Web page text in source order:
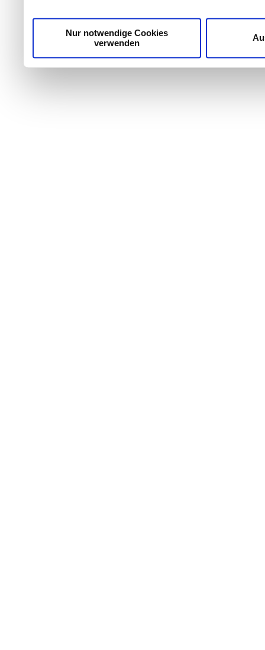
Dienste gesammelt haben.
Nur notwendige Cookies
verwenden